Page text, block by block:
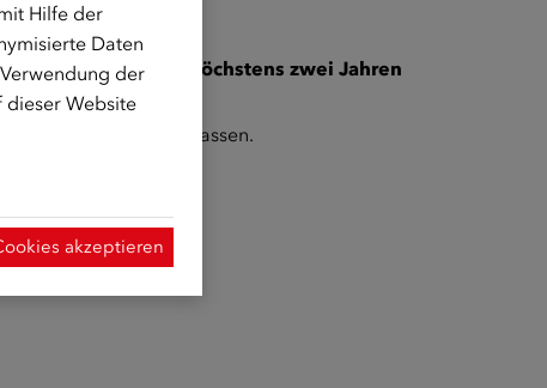
die ihr Studium vor
höchstens zwei Jahren
befassen.
Hilfe der
Daten
der
dieser Website
akzeptieren